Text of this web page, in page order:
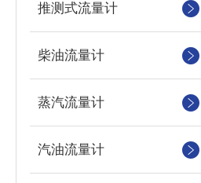
推测式流量计
柴油流量计
蒸汽流量计
汽油流量计